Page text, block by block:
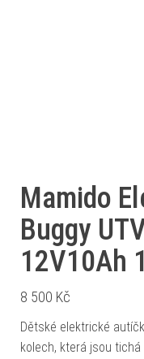
Mamido
Buggy
12V10Ah
8 500 Kč
Dětské elektrické
kolech, která jsou